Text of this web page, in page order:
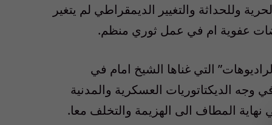
وللحداثة والتغيير الديمقراطي لم يتغير
عفوية ام في عمل ثوري منظم.
التي غناها الشيخ امام في
وجه الديكتاتوريات العسكرية والمدنية
المطاف الى الهزيمة والتخلف معا.